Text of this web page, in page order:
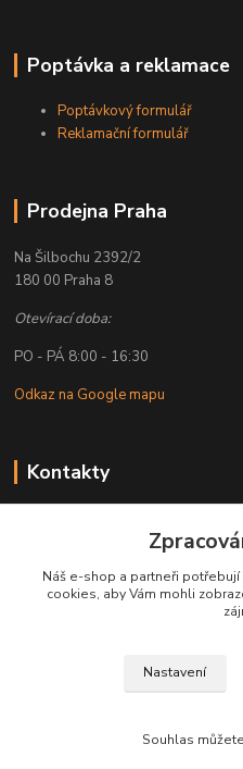
Poptávka a reklamace
Poptávkový formulář
Reklamační formulář
Prodejna Praha
Na Šilbochu 2392/2
180 00 Praha 8
Otevírací doba:
PO - PÁ 8:00 - 16:30
Odkaz na Google mapu
Kontakty
+ 420 608
obchod@golemreklama.cz
Náš e-shop a partneři potřebují
cookies, aby Vám mohli
Nastavení
Souhlas